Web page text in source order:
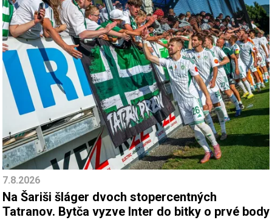
7.8.2026
Na Šariši šláger dvoch stopercentných
Tatranov. Bytča vyzve Inter do bitky o prvé body